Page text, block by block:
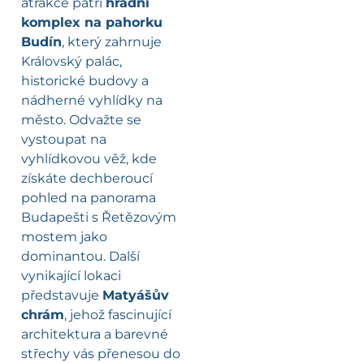
komplex na pahorku
Budín, který zahrnuje
Královský palác,
historické budovy a
nádherné vyhlídky na
město. Odvažte se
vystoupat na
vyhlídkovou věž, kde
získáte dechberoucí
pohled na panorama
Budapešti s Řetězovým
mostem jako
dominantou. Další
vynikající lokaci
představuje Matyášův
chrám, jehož fascinující
architektura a barevné
střechy vás přenesou do